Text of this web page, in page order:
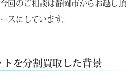
回のご相談は静岡市からお越し頂
スにしています。
を分割買取した背景